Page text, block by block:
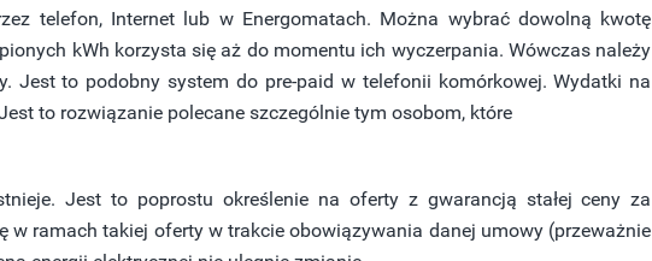
telefon, Internet lub w Energomatach. Można wybrać dowolną kwotę
kWh korzysta się aż do momentu ich wyczerpania. Wówczas należy
Jest to podobny system do pre-paid w telefonii komórkowej. Wydatki na
to rozwiązanie polecane szczególnie tym osobom, które
Jest to poprostu określenie na oferty z gwarancją stałej ceny za
w ramach takiej oferty w trakcie obowiązywania danej umowy (przeważnie